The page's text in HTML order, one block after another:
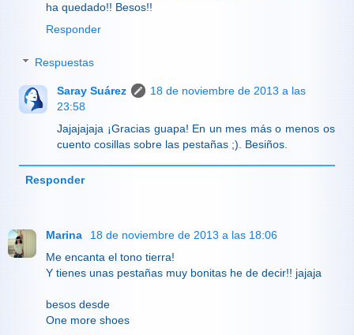
ha quedado!! Besos!!
Responder
Respuestas
Saray Suárez
18 de noviembre de 2013 a las
23:58
Jajajajaja ¡Gracias guapa! En un mes más o menos os
cuento cosillas sobre las pestañas ;). Besiños.
Responder
Marina
18 de noviembre de 2013 a las 18:06
Me encanta el tono tierra!
Y tienes unas pestañas muy bonitas he de decir!! jajaja
besos desde
One more shoes